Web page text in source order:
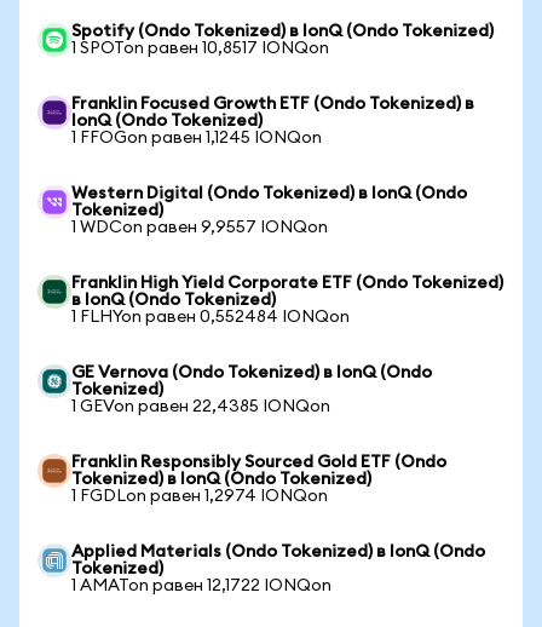
Spotify (Ondo Tokenized) в IonQ (Ondo Tokenized)
1 SPOTon равен 10,8517 IONQon
Franklin Focused Growth ETF (Ondo Tokenized) в
IonQ (Ondo Tokenized)
1 FFOGon равен 1,1245 IONQon
Western Digital (Ondo Tokenized) в IonQ (Ondo
Tokenized)
1 WDCon равен 9,9557 IONQon
Franklin High Yield Corporate ETF (Ondo Tokenized)
в IonQ (Ondo Tokenized)
1 FLHYon равен 0,552484 IONQon
GE Vernova (Ondo Tokenized) в IonQ (Ondo
Tokenized)
1 GEVon равен 22,4385 IONQon
Franklin Responsibly Sourced Gold ETF (Ondo
Tokenized) в IonQ (Ondo Tokenized)
1 FGDLon равен 1,2974 IONQon
Applied Materials (Ondo Tokenized) в IonQ (Ondo
Tokenized)
1 AMATon равен 12,1722 IONQon